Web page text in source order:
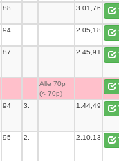
88 3.01,76
94 2.05,18
87 2.45,91
Alle 70p
(< 70p)
94 3. 1.44,49
95 2. 2.10,13